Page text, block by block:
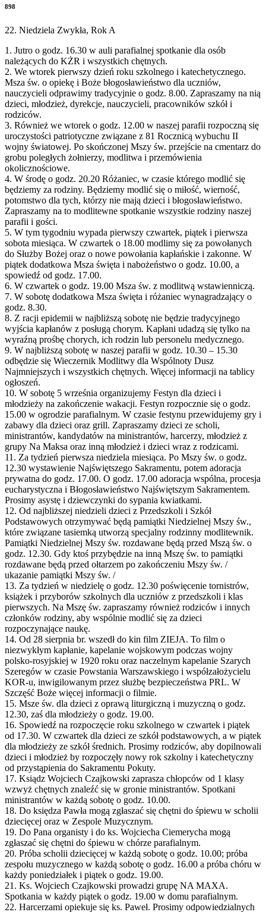
898
22. Niedziela Zwykła, Rok A
1. Jutro o godz. 16.30 w auli parafialnej spotkanie dla osób
należących do KŻR i wszystkich chętnych.
2. We wtorek pierwszy dzień roku szkolnego i katechetycznego.
Msza św. o opiekę i Boże błogosławieństwo dla uczniów,
nauczycieli odprawimy tradycyjnie o godz. 8.00. Zapraszamy na nią
dzieci, młodzież, dyrekcje, nauczycieli, pracowników szkół i
rodziców.
3. Również we wtorek o godz. 12.00 w naszej parafii rozpoczną się
uroczystości patriotyczne związane z 81 Rocznicą wybuchu II
wojny światowej. Po skończonej Mszy św. przejście na cmentarz do
grobu poległych żołnierzy, modlitwa i przemówienia
okolicznościowe.
4. W środę o godz. 20.20 Różaniec, w czasie którego modlić się
będziemy za rodziny. Będziemy modlić się o miłość, wierność,
potomstwo dla tych, którzy nie mają dzieci i błogosławieństwo.
Zapraszamy na to modlitewne spotkanie wszystkie rodziny naszej
parafii i gości.
5. W tym tygodniu wypada pierwszy czwartek, piątek i pierwsza
sobota miesiąca. W czwartek o 18.00 modlimy się za powołanych
do Służby Bożej oraz o nowe powołania kapłańskie i zakonne. W
piątek dodatkowa Msza święta i nabożeństwo o godz. 10.00, a
spowiedź od godz. 17.00.
6. W czwartek o godz. 19.00 Msza św. z modlitwą wstawienniczą.
7. W sobotę dodatkowa Msza święta i różaniec wynagradzający o
godz. 8.30.
8. Z racji epidemii w najbliższą sobotę nie będzie tradycyjnego
wyjścia kapłanów z posługą chorym. Kapłani udadzą się tylko na
wyraźną prośbę chorych, ich rodzin lub personelu medycznego.
9. W najbliższą sobotę w naszej parafii w godz. 10.30 – 15.30
odbędzie się Wieczernik Modlitwy dla Wspólnoty Dusz
Najmniejszych i wszystkich chętnych. Więcej informacji na tablicy
ogłoszeń.
10. W sobotę 5 września organizujemy Festyn dla dzieci i
młodzieży na zakończenie wakacji. Festyn rozpocznie się o godz.
15.00 w ogrodzie parafialnym. W czasie festynu przewidujemy gry i
zabawy dla dzieci oraz grill. Zapraszamy dzieci ze scholi,
ministrantów, kandydatów na ministrantów, harcerzy, młodzież z
grupy Na Maksa oraz inną młodzież i dzieci wraz z rodzicami.
11. Za tydzień pierwsza niedziela miesiąca. Po Mszy św. o godz.
12.30 wystawienie Najświętszego Sakramentu, potem adoracja
prywatna do godz. 17.00. O godz. 17.00 adoracja wspólna, procesja
eucharystyczna i Błogosławieństwo Najświętszym Sakramentem.
Prosimy asystę i dziewczynki do sypania kwiatkami.
12. Od najbliższej niedzieli dzieci z Przedszkoli i Szkół
Podstawowych otrzymywać będą pamiątki Niedzielnej Mszy św.,
które związane tasiemką utworzą specjalny rodzinny modlitewnik.
Pamiątki Niedzielnej Mszy św. rozdawane będą przed Mszą św. o
godz. 12.30. Gdy ktoś przybędzie na inną Mszę św. to pamiątki
rozdawane będą przed ołtarzem po zakończeniu Mszy św. /
ukazanie pamiątki Mszy św. /
13. Za tydzień w niedzielę o godz. 12.30 poświęcenie tornistrów,
książek i przyborów szkolnych dla uczniów z przedszkoli i klas
pierwszych. Na Mszę św. zapraszamy również rodziców i innych
członków rodziny, aby wspólnie modlić się za dzieci
rozpoczynające naukę.
14. Od 28 sierpnia br. wszedł do kin film ZIEJA. To film o
niezwykłym kapłanie, kapelanie wojskowym podczas wojny
polsko-rosyjskiej w 1920 roku oraz naczelnym kapelanie Szarych
Szeregów w czasie Powstania Warszawskiego i współzałożycielu
KOR-u, inwigilowanym przez służbę bezpieczeństwa PRL. W
Szczęść Boże więcej informacji o filmie.
15. Msze św. dla dzieci z oprawą liturgiczną i muzyczną o godz.
12.30, zaś dla młodzieży o godz. 19.00.
16. Spowiedź na rozpoczęcie roku szkolnego w czwartek i piątek
od 17.30. W czwartek dla dzieci ze szkół podstawowych, a w piątek
dla młodzieży ze szkół średnich. Prosimy rodziców, aby dopilnowali
dzieci i młodzież by rozpoczęły nowy rok szkolny i katechetyczny
od przystąpienia do Sakramentu Pokuty.
17. Ksiądz Wojciech Czajkowski zaprasza chłopców od 1 klasy
wzwyż chętnych znaleźć się w gronie ministrantów. Spotkani
ministrantów w każdą sobotę o godz. 10.00.
18. Do księdza Pawła mogą zgłaszać się chętni do śpiewu w scholii
dziecięcej oraz w Zespole Muzycznym.
19. Do Pana organisty i do ks. Wojciecha Ciemerycha mogą
zgłaszać się chętni do śpiewu w chórze parafialnym.
20. Próba scholii dziecięcej w każdą sobotę o godz. 10.00; próba
zespołu muzycznego w każdą sobotę o godz. 16.00 a próba chóru w
każdy poniedziałek i piątek o godz. 19.00.
21. Ks. Wojciech Czajkowski prowadzi grupę NA MAXA.
Spotkania w każdy piątek o godz. 19.00 w domu parafialnym.
22. Harcerzami opiekuje się ks. Paweł. Prosimy odpowiedzialnych